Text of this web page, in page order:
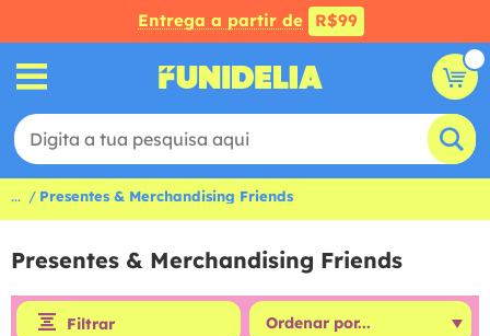
Entrega a partir de R$99
... Presentes & Merchandising Friends
Presentes & Merchandising Friends
Filtrar